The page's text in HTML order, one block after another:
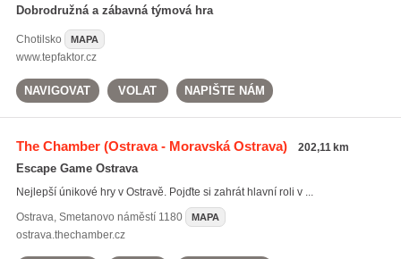
Dobrodružná a zábavná týmová hra
Chotilsko MAPA
www.tepfaktor.cz
NAVIGOVAT VOLAT NAPIŠTE NÁM
The Chamber(Ostrava - Moravská Ostrava) 202,11 km
Escape Game Ostrava
Nejlepší únikové hry v Ostravě. Pojďte si zahrát hlavní roli v ...
Ostrava, Smetanovo náměstí 1180 MAPA
ostrava.thechamber.cz